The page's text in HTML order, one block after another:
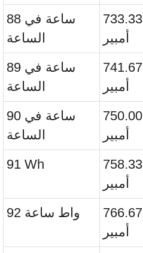
88 ساعة في
الساعة
733.33 مللي
أمبير
89 ساعة في
الساعة
741.67 مللي
أمبير
90 ساعة في
الساعة
750.00 مللي
أمبير
91 Wh
758.33 مللي
أمبير
92 واط ساعة
766.67 مللي
أمبير